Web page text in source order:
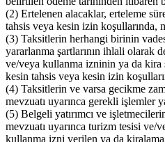
(2) Ertelenen alacaklar, erteleme
tahsis veya kesin izin koşullarında,
(3) Taksitlerin herhangi birinin
yararlanma şartlarının ihlali olarak
ve/veya kullanma izninin ya da kira
kesin tahsis veya kesin izin
(4) Taksitlerin ve varsa gecikme
mevzuatı uyarınca gerekli işlemler
(5) Belgeli yatırımcı ve
mevzuatı uyarınca turizm tesisi ve/
kullanma izni verilen ya da